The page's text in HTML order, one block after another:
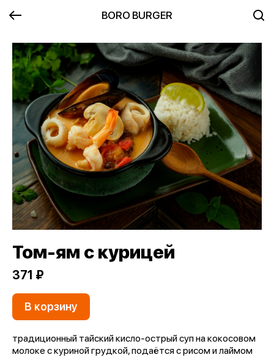
BORO BURGER
Том-ям с курицей
371 ₽
В корзину
традиционный тайский кисло-острый суп на кокосовом
молоке с куриной грудкой, подаётся с рисом и лаймом